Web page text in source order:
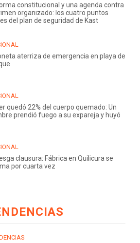
constitucional y una agenda contra
organizado: los cuatro puntos
del plan de seguridad de Kast
aterriza de emergencia en playa de
quedó 22% del cuerpo quemado: Un
prendió fuego a su expareja y huyó
clausura: Fábrica en Quilicura se
por cuarta vez